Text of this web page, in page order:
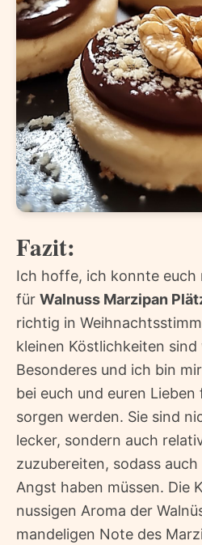
Fazit:
Ich hoffe, ich konnte euch
für Walnuss Marzipan
richtig in
kleinen Köstlichkeiten
Besonderes und ich bin
bei euch und euren
sorgen werden. Sie sind
lecker, sondern auch
zuzubereiten, sodass
Angst haben müssen. Die
nussigen Aroma der
mandeligen Note des